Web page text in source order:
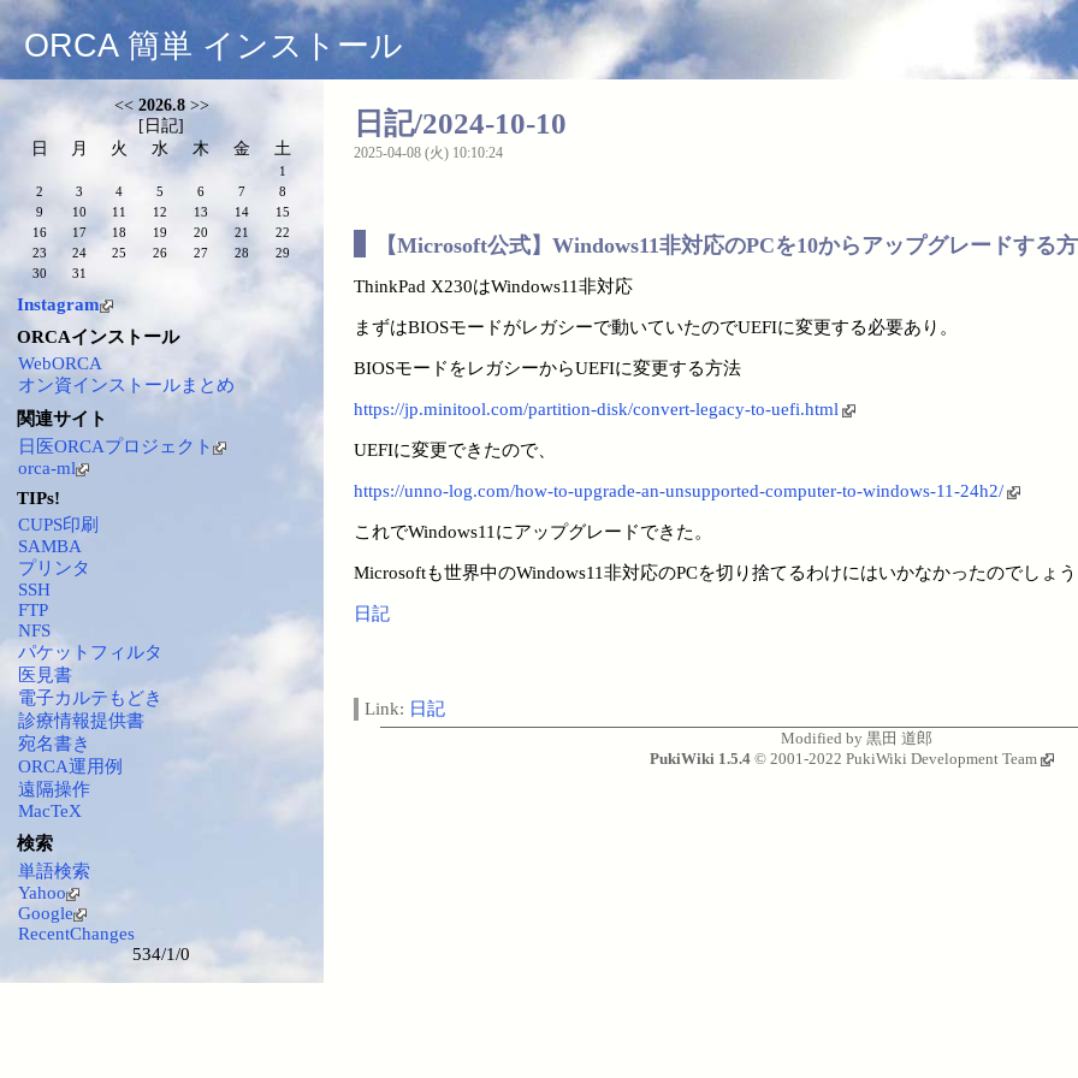
ORCA 簡単 インストール
日記/2024-10-10
2025-04-08 (火) 10:10:24
【Microsoft公式】Windows11非対応のPCを10からアップグレードする
ThinkPad X230はWindows11非対応
まずはBIOSモードがレガシーで動いていたのでUEFIに変更する必要あり。
BIOSモードをレガシーからUEFIに変更する方法
https://jp.minitool.com/partition-disk/convert-legacy-to-uefi.html
UEFIに変更できたので、
https://unno-log.com/how-to-upgrade-an-unsupported-computer-to-windows-11-24h2/
これでWindows11にアップグレードできた。
Microsoftも世界中のWindows11非対応のPCを切り捨てるわけにはいかなかったのでしょ
日記
Link: 日記
<< 2026.8 >>
[ 日記]
日
月 火 水 木 金 土
1
2
3 4 5 6 7
8
9
10 11 12 13 14
15
16
17 18 19 20 21
22
23
24 25 26 27 28
29
30
31
Instagram
ORCAインストール
WebORCA
オン資インストールまとめ
関連サイト
日医ORCAプロジェクト
orca-ml
TIPs!
CUPS印刷
SAMBA
プリンタ
SSH
FTP
NFS
パケットフィルタ
医見書
電子カルテもどき
診療情報提供書
宛名書き
ORCA運用例
遠隔操作
MacTeX
検索
単語検索
Yahoo
Google
RecentChanges
534/1/0
Modified by黒田 道郎
PukiWiki 1.5.4 © 2001-2022PukiWiki Development Team